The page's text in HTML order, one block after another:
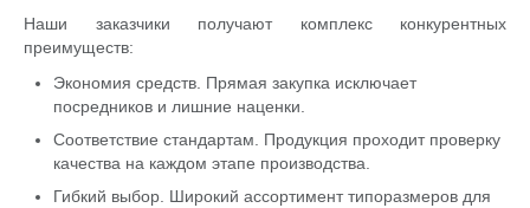
Наши заказчики получают комплекс конкурентных
преимуществ:
Экономия средств. Прямая закупка исключает
посредников и лишние наценки.
Соответствие стандартам. Продукция проходит проверку
качества на каждом этапе производства.
Гибкий выбор. Широкий ассортимент типоразмеров для